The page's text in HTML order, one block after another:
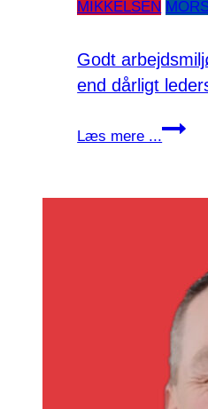
MIKKELSEN
Godt
end dårligt
Læs mere ...
Godt
mindre